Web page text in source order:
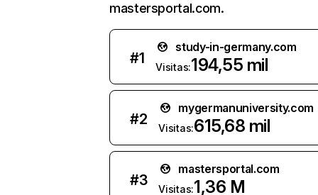
mastersportal.com.
#1
study-in-germany.com
Visitas:194,55 mil
#2
mygermanuniversity.com
Visitas:615,68 mil
#3
mastersportal.com
Visitas:1,36 M